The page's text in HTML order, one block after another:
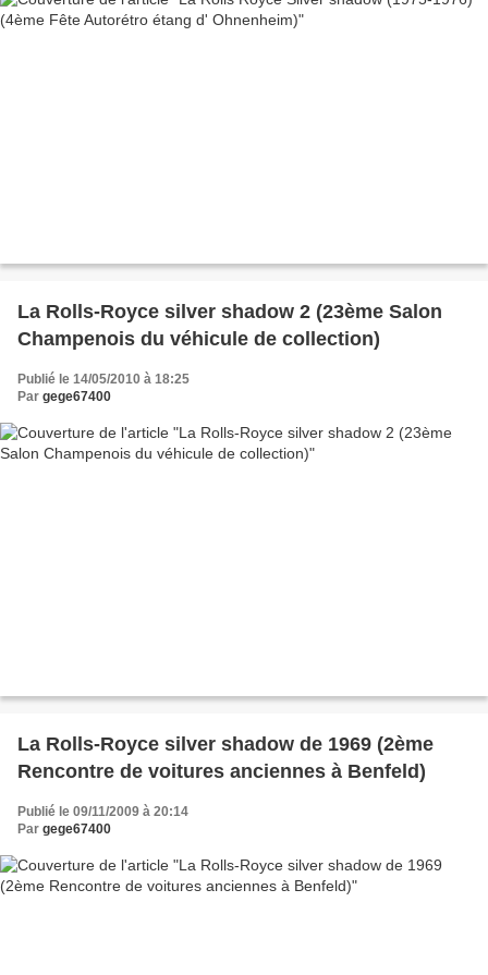
La Rolls-Royce silver shadow 2 (23ème Salon
Champenois du véhicule de collection)
Publié le 14/05/2010 à 18:25
Par gege67400
La Rolls-Royce silver shadow de 1969 (2ème
Rencontre de voitures anciennes à Benfeld)
Publié le 09/11/2009 à 20:14
Par gege67400